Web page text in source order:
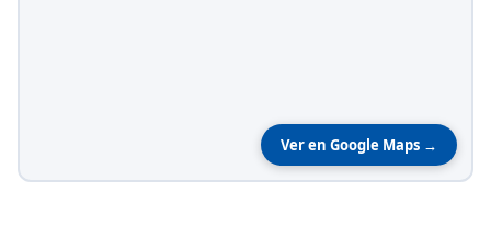
Ver en Google Maps →